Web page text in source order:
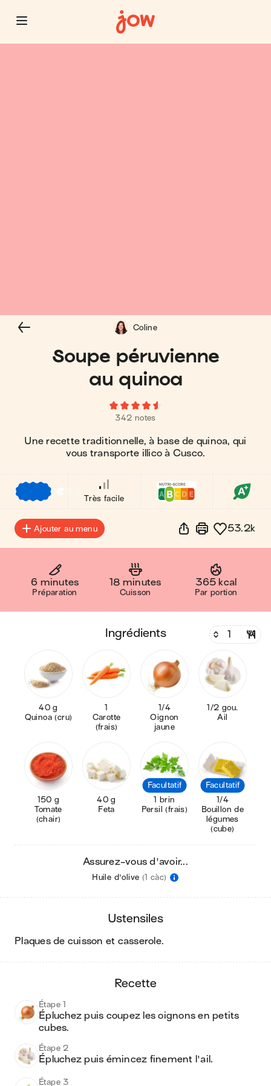
Soupe péruvienne
au quinoa
342 notes
Une recette traditionnelle, à base de quinoa, qui
vous transporte illico à Cusco.
Coline
€
Très facile
Ajouter au menu 53.2k
6 minutes
Préparation
18 minutes
Cuisson
365 kcal
Par portion
ingrédients
40 g
Quinoa (cru)
1
Carotte
(frais)
1/4
Oignon
jaune
1/2 gou.
Ail
150 g
Tomate
(chair)
40 g
Feta
Facultatif
1 brin
Persil (frais)
Facultatif
1/4
Bouillon de
légumes
(cube)
Assurez-vous d'avoir...
Huile d'olive (1 càc)
ustensiles
plaques de cuisson et casserole.
recette
Étape 1
Épluchez puis coupez les oignons en petits
cubes.
Étape 2
Épluchez puis émincez finement l'ail.
Étape 3